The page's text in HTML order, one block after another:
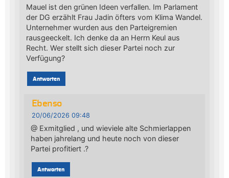
Mauel ist den grünen Ideen verfallen. Im Parlament
der DG erzählt Frau Jadin öfters vom Klima Wandel.
Unternehmer wurden aus den Parteigremien
rausgeeckelt. Ich denke da an Herrn Keul aus
Recht. Wer stellt sich dieser Partei noch zur
Verfügung?
Antworten
Ebenso
20/06/2026 09:48
@ Exmitglied , und wieviele alte Schmierlappen
haben jahrelang und heute noch von dieser
Partei profitiert .?
Antworten